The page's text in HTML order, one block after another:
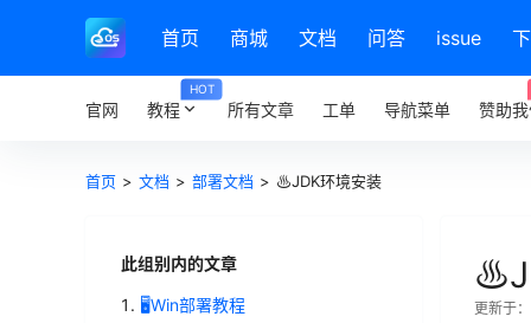
首页 商城 文档 问答 issue
官网 教程
HOT
所有文章 工单 导航菜单 赞助
首页 > 文档 > 部署文档 > ♨️JDK环境安装
此组别内的文章
🖥️Win部署教程 更新于